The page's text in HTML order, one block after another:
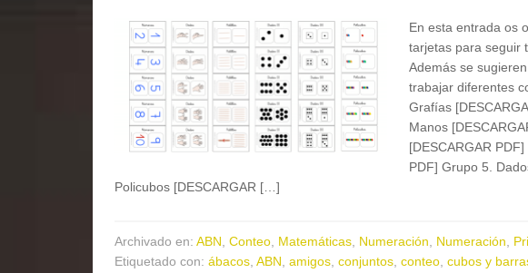
En esta entrada os
tarjetas para seguir
Además se
trabajar diferentes
Grafías
Manos
[DESCARGAR
PDF] Grupo 5.
Policubos [DESCARGAR […]
Archivado en: ABN Conteo Matemáticas Numeración Numeración
Etiquetado con: ábacos ABN amigos conjuntos conteo cubos y